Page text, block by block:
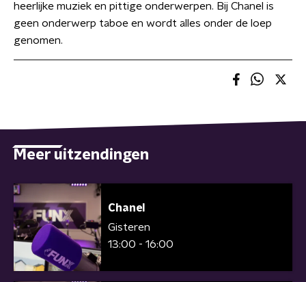
heerlijke muziek en pittige onderwerpen. Bij Chanel is
geen onderwerp taboe en wordt alles onder de loep
genomen.
Meer uitzendingen
Chanel
Gisteren
13:00 - 16:00